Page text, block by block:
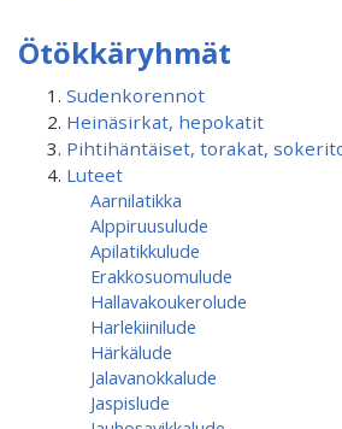
Ötökkäryhmät
Sudenkorennot
Heinäsirkat, hepokatit
Pihtihäntäiset, torakat,
Luteet
Aarnilatikka
Alppiruusulude
Apilatikkulude
Erakkosuomulude
Hallavakoukerolude
Harlekiinilude
Härkälude
Jalavanokkalude
Jaspislude